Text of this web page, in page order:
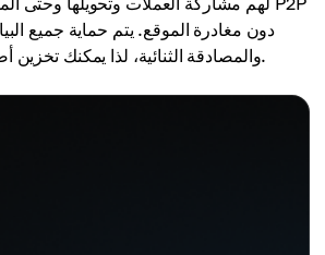
دون مغادرة الموقع. يتم حماية جميع
والمصادقة الثنائية، لذا يمكنك تخزين أصولك هنا براحة بال.